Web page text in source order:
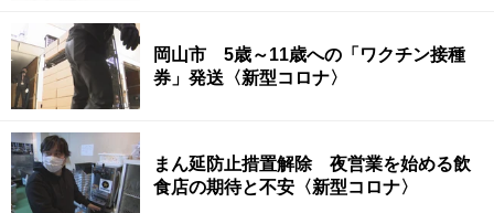
岡山市 5歳～11歳への「ワクチン接種
券」発送〈新型コロナ〉
まん延防止措置解除 夜営業を始める飲
食店の期待と不安〈新型コロナ〉